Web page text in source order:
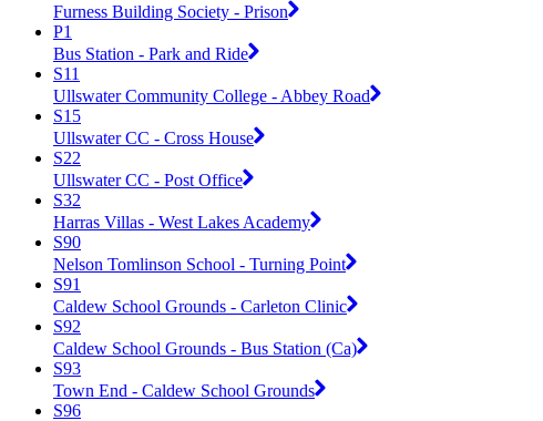
Furness Building Society - Prison
P1
Bus Station - Park and Ride
S11
Ullswater Community College - Abbey Road
S15
Ullswater CC - Cross House
S22
Ullswater CC - Post Office
S32
Harras Villas - West Lakes Academy
S90
Nelson Tomlinson School - Turning Point
S91
Caldew School Grounds - Carleton Clinic
S92
Caldew School Grounds - Bus Station (Ca)
S93
Town End - Caldew School Grounds
S96